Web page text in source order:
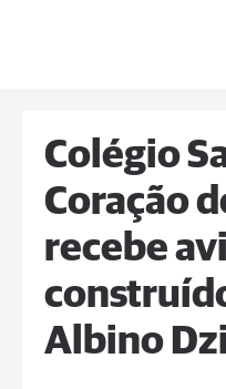
Colégio
Coração
recebe
Albino